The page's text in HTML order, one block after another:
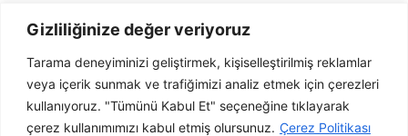
Gizliliğinize değer veriyoruz
Tarama deneyiminizi geliştirmek, kişiselleştirilmiş reklamlar
veya içerik sunmak ve trafiğimizi analiz etmek için çerezleri
kullanıyoruz. "Tümünü Kabul Et" seçeneğine tıklayarak
çerez kullanımımızı kabul etmiş olursunuz. Çerez Politikası
ABONE OL